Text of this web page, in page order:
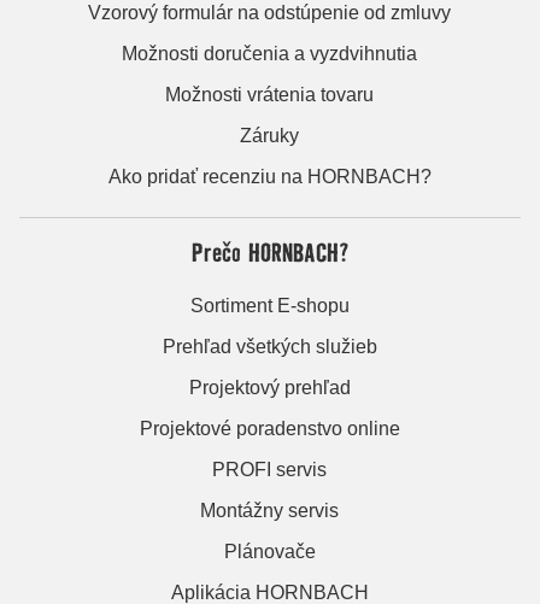
Vzorový formulár na odstúpenie od zmluvy
Možnosti doručenia a vyzdvihnutia
Možnosti vrátenia tovaru
Záruky
Ako pridať recenziu na HORNBACH?
Prečo HORNBACH?
Sortiment E-shopu
Prehľad všetkých služieb
Projektový prehľad
Projektové poradenstvo online
PROFI servis
Montážny servis
Plánovače
Aplikácia HORNBACH